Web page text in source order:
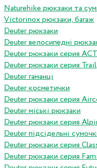
Naturehike рюкзаки та
Victorinox рюкзаки, багаж
Deuter рюкзаки
Deuter велосипедні
Deuter рюкзаки серия
Deuter рюкзаки серия Trail
Deuter гаманці
Deuter косметички
Deuter рюкзаки серия
Deuter міські рюкзаки
Deuter рюкзаки серия
Deuter підсідельні
Deuter рюкзаки серия
Deuter рюкзаки серия